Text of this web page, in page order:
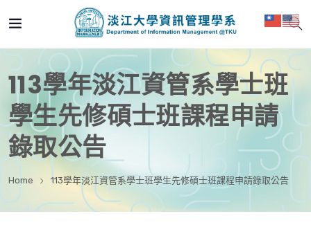
113學年淡江資管系學士班
學生先修碩士班課程申請
錄取公告
Home 113學年淡江資管系學士班學生先修碩士班課程申請錄取公告